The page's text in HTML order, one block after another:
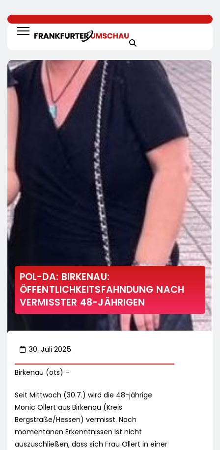
POL-DA: BIRKENAU:
ÖFFENTLICHKEITSFAHNDUNG NACH
VERMISSTER 48-JÄHRIGEN
30. Juli 2025
Birkenau (ots) –
Seit Mittwoch (30.7.) wird die 48-jährige
Monic Ollert aus Birkenau (Kreis
Bergstraße/Hessen) vermisst. Nach
momentanen Erkenntnissen ist nicht
auszuschließen, dass sich Frau Ollert in einer